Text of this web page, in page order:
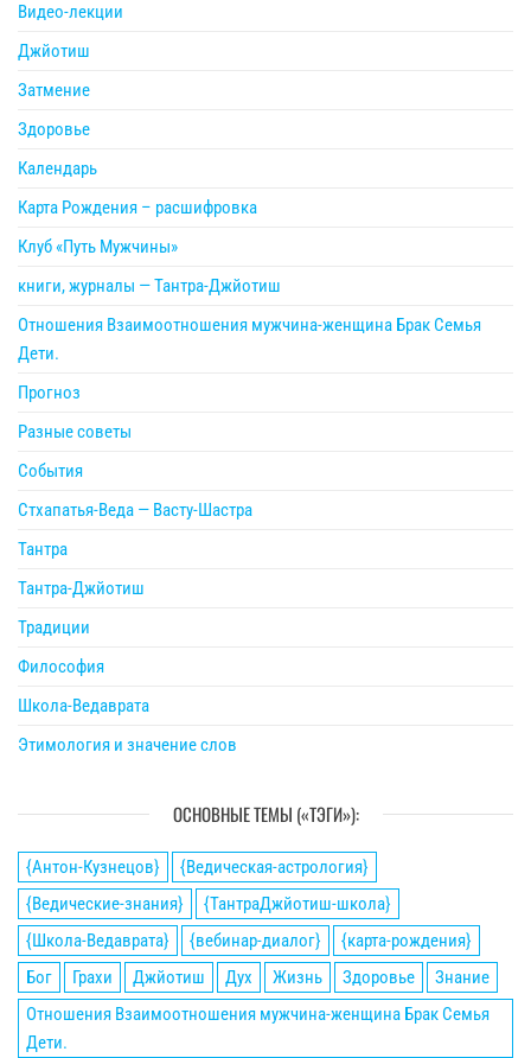
Видео-лекции
Джйотиш
Затмение
Здоровье
Календарь
Карта Рождения – расшифровка
Клуб «Путь Мужчины»
книги, журналы — Тантра-Джйотиш
Отношения Взаимоотношения мужчина-женщина Брак Семья
Дети.
Прогноз
Разные советы
События
Стхапатья-Веда — Васту-Шастра
Тантра
Тантра-Джйотиш
Традиции
Философия
Школа-Ведаврата
Этимология и значение слов
ОСНОВНЫЕ ТЕМЫ («ТЭГИ»):
{Антон-Кузнецов}
{Ведическая-астрология}
{Ведические-знания}
{ТантраДжйотиш-школа}
{Школа-Ведаврата}
{вебинар-диалог}
{карта-рождения}
Бог
Грахи Джйотиш Дух Жизнь Здоровье
Знание
Отношения Взаимоотношения мужчина-женщина Брак Семья
Дети.